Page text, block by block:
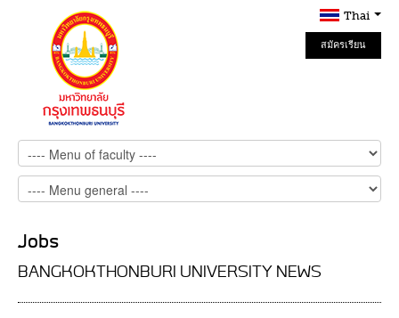
Thai
สมัครเรียน
Online
Jobs
BANGKOKTHONBURI UNIVERSITY NEWS